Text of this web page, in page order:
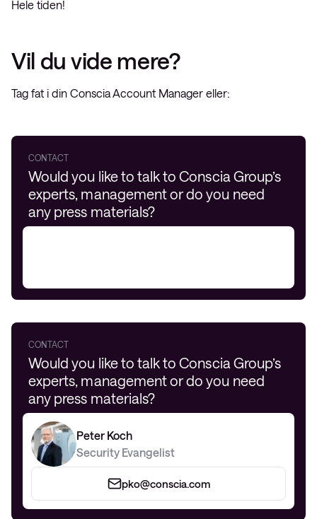
Hele tiden!
Vil du vide mere?
Tag fat i din Conscia Account Manager eller:
CONTACT
Would you like to talk to Conscia Group’s
experts, management or do you need
any press materials?
CONTACT
Would you like to talk to Conscia Group’s
experts, management or do you need
any press materials?
Peter Koch
Security Evangelist
pko@conscia.com